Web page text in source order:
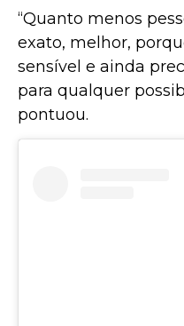
“Quanto menos
exato, melhor,
sensível e ainda
para qualquer
pontuou.